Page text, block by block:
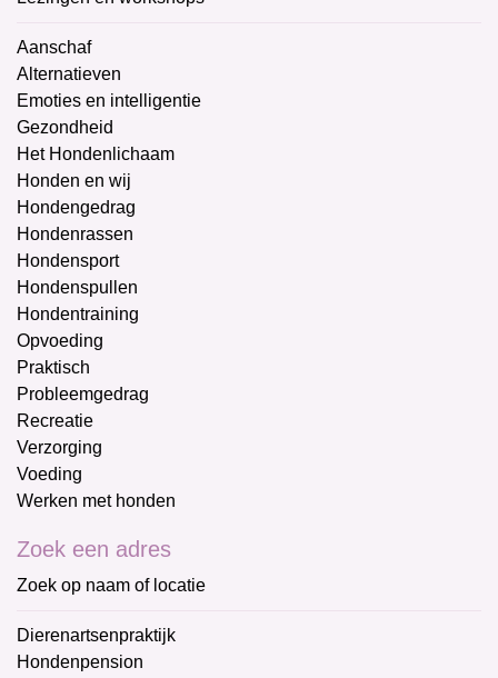
Aanschaf
Alternatieven
Emoties en intelligentie
Gezondheid
Het Hondenlichaam
Honden en wij
Hondengedrag
Hondenrassen
Hondensport
Hondenspullen
Hondentraining
Opvoeding
Praktisch
Probleemgedrag
Recreatie
Verzorging
Voeding
Werken met honden
Zoek een adres
Zoek op naam of locatie
Dierenartsenpraktijk
Hondenpension